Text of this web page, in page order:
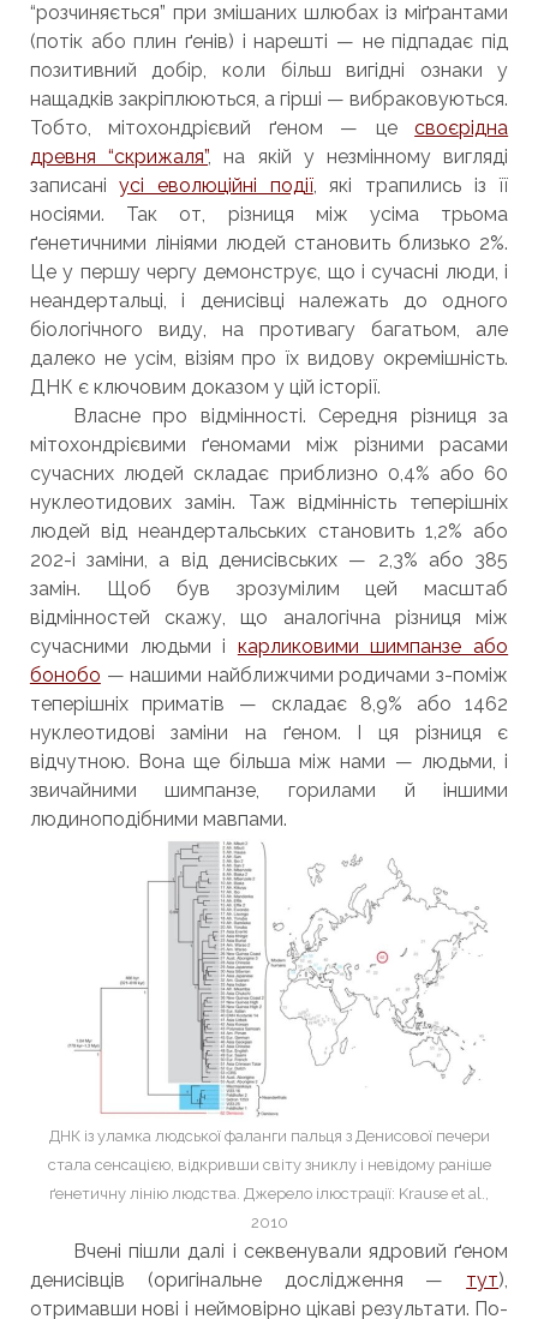
“розчиняється” при змішаних шлюбах із міґрантами
(потік або плин ґенів) і нарешті — не підпадає під
позитивний добір, коли більш вигідні ознаки у
нащадків закріплюються, а гірші — вибраковуються.
Тобто, мітохондрієвий ґеном — цесвоєрідна
древня “скрижаля”, на якій у незмінному вигляді
записаніусі еволюційні події, які трапились із її
носіями. Так от, різниця між усіма трьома
ґенетичними лініями людей становить близько 2%.
Це у першу чергу демонструє, що і сучасні люди, і
неандертальці, і денисівці належать до одного
біологічного виду, на противагу багатьом, але
далеко не усім, візіям про їх видову окремішність.
ДНК є ключовим доказом у цій історії.
Власне про відмінності. Середня різниця за
мітохондрієвими ґеномами між різними расами
сучасних людей складає приблизно 0,4% або 60
нуклеотидових замін. Таж відмінність теперішніх
людей від неандертальських становить 1,2% або
202-і заміни, а від денисівських — 2,3% або 385
замін. Щоб був зрозумілим цей масштаб
відмінностей скажу, що аналогічна різниця між
сучасними людьми і карликовими шимпанзе або
бонобо — нашими найближчими родичами з-поміж
теперішніх приматів — складає 8,9% або 1462
нуклеотидові заміни на ґеном. І ця різниця є
відчутною. Вона ще більша між нами — людьми, і
звичайними шимпанзе, горилами й іншими
людиноподібними мавпами.
ДНК із уламка людської фаланги пальця з Денисової печери
стала сенсацією, відкривши світу зниклу і невідому раніше
ґенетичну лінію людства. Джерело ілюстрації: Krause et al.,
2010
Вчені пішли далі і секвенували ядровий ґеном
денисівців (оригінальне дослідження — тут),
отримавши нові і неймовірно цікаві результати. По-